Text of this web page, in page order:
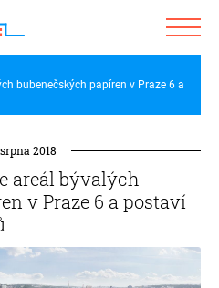
bubenečských papíren v Praze 6 a
2018
areál bývalých
v Praze 6 a postaví